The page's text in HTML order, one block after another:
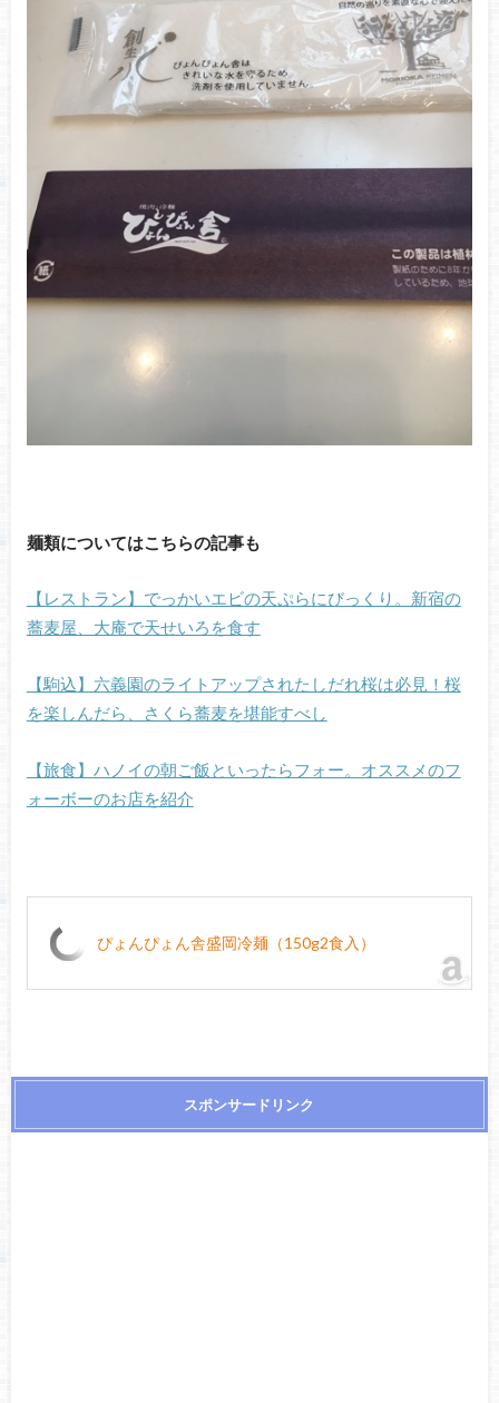
麺類についてはこちらの記事も
【レストラン】でっかいエビの天ぷらにびっくり。新宿の
蕎麦屋、大庵で天せいろを食す
【駒込】六義園のライトアップされたしだれ桜は必見！桜
を楽しんだら、さくら蕎麦を堪能すべし
【旅食】ハノイの朝ご飯といったらフォー。オススメのフ
ォーボーのお店を紹介
ぴょんぴょん舎盛岡冷麺（150g2食入）
スポンサードリンク